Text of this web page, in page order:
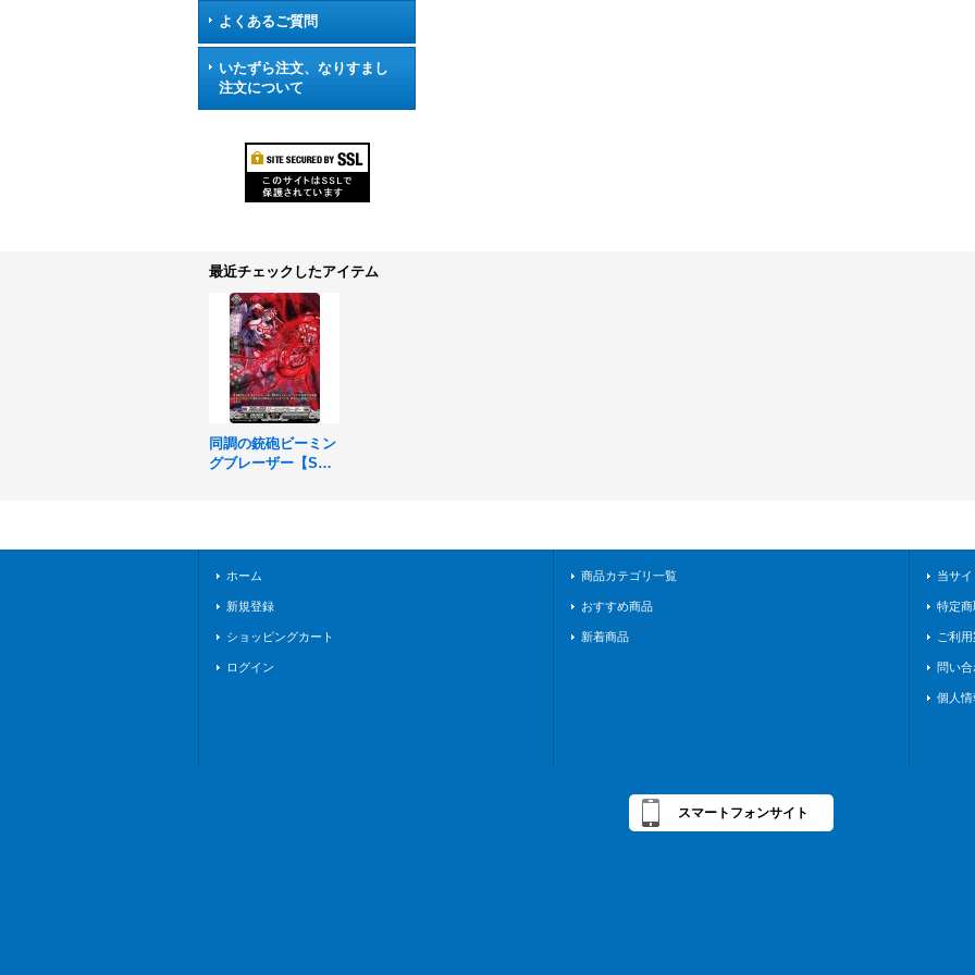
よくあるご質問
いたずら注文、なりすまし
注文について
最近チェックしたアイテム
同調の銃砲ビーミン
グブレーザー【S
ホーム
新規登録
ショッピングカート
ログイン
商品カテゴリ一覧
おすすめ商品
新着商品
当サ
特定
ご利
問い合
個人
スマートフォンサイト